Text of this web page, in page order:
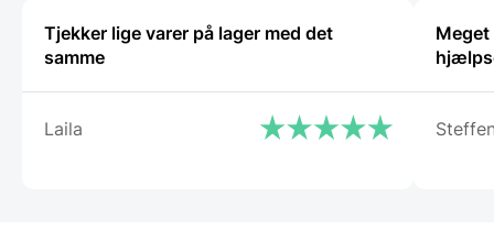
Tjekker lige varer på lager med det
samme
Laila